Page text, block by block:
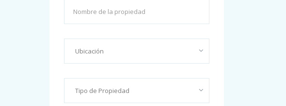
Feed de entradas
Feed de comentarios
WordPress.org